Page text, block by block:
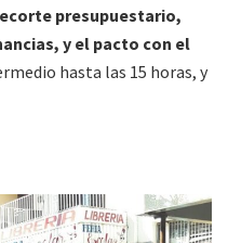
presupuestario,
y el pacto con el
hasta las 15 horas, y